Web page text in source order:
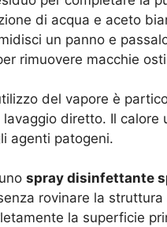
di acqua e aceto
un panno e
rimuovere macchie
del vapore è
diretto. Il calore
agenti patogeni.
spray disinfettante
rovinare la
la superficie